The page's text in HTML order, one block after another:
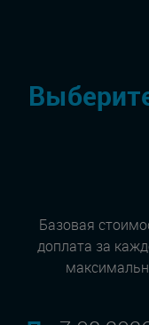
Базовая
доплата за